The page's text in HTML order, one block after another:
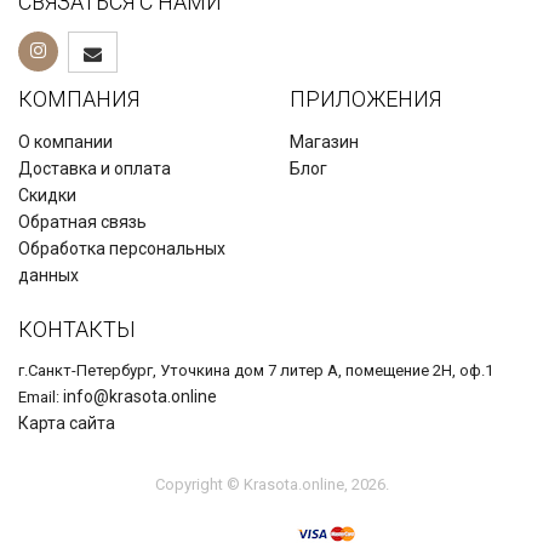
КОМПАНИЯ
О компании
Доставка и оплата
Скидки
Обратная связь
Обработка персональных
данных
ПРИЛОЖЕНИЯ
Магазин
Блог
КОНТАКТЫ
г.Санкт-Петербург, Уточкина дом 7 литер А, помещение 2Н, оф.1
Email: info@krasota.online
Карта сайта
Copyright © Krasota.online, 2026.